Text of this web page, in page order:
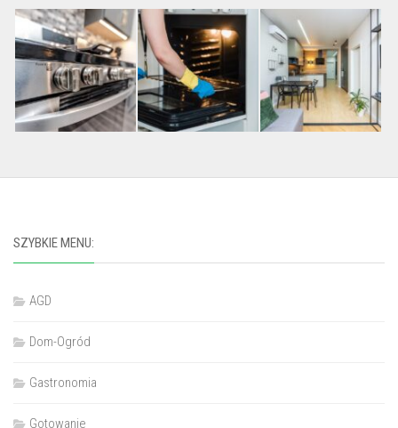
SZYBKIE MENU:
AGD
Dom-Ogród
Gastronomia
Gotowanie